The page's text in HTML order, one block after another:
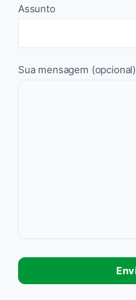
Assunto
Sua mensagem (opcional)